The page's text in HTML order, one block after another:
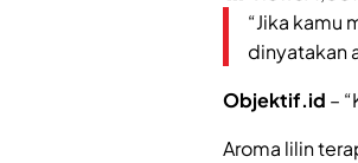
“Jika kamu
dinyatakan
Objektif.id –
Aroma lilin